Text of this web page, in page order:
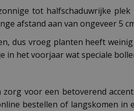
tot halfschaduwrijke
afstand aan van ongeveer 5
dus vroeg planten heeft
in het voorjaar wat speciale
voor een betoverend
bestellen of langskomen in